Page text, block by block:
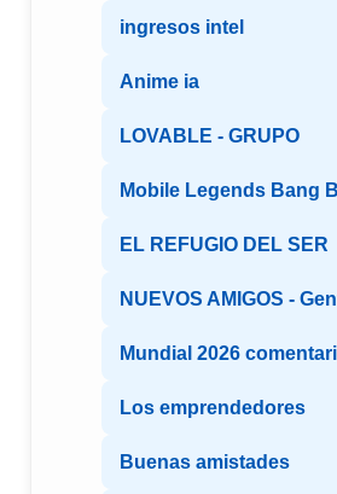
ingresos intel
Anime ia
LOVABLE - GRUPO
Mobile Legends Bang
EL REFUGIO DEL SER
NUEVOS AMIGOS -
Mundial 2026
Los emprendedores
Buenas amistades